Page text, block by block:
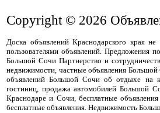
Copyright © 2026
Доска объявлений Краснодарского края
пользователями объявлений. Предложения
Большой Сочи Партнерство и
недвижимости, частные объявления
объявлений Большой Сочи об отдыхе на
гостиниц, продажа автомобилей Большой
Краснодаре и Сочи, бесплатные
бесплатные объявления. Недвижимость